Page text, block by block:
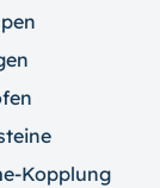
Kopplung